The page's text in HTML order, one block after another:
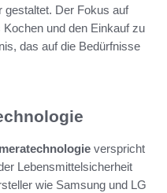
gestaltet. Der Fokus auf
Kochen und den Einkauf zu
das auf die Bedürfnisse
verspricht
Lebensmittelsicherheit
wie Samsung und LG